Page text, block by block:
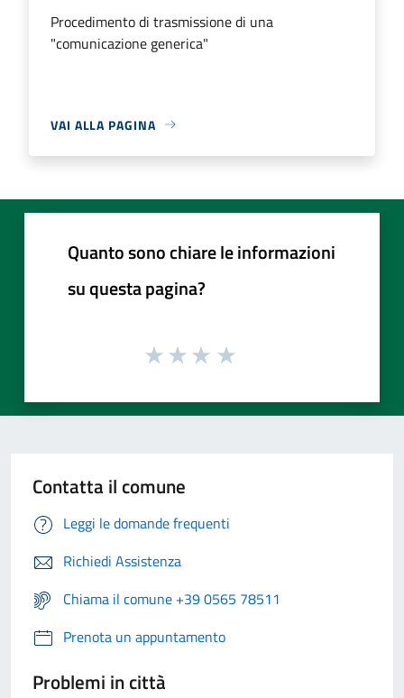
Procedimento di trasmissione di una
"comunicazione generica"
VAI ALLA PAGINA
Quanto sono chiare le informazioni
su questa pagina?
Contatta il comune
Leggi le domande frequenti
Richiedi Assistenza
Chiama il comune +39 0565 78511
Prenota un appuntamento
Problemi in città